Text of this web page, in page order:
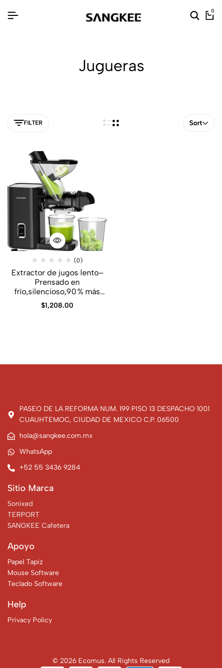
0
Jugueras
FILTER Sort
(0)
Extractor de jugos lento–
Prensado en
frío,silencioso,90 % más
jugo
$1,208.00
PASEO DE LA REFORMA NUM. 199 PISO 13 DESPACHO 1001
CUAUHTEMOC, CIUDAD DE MEXICO C.P. 06500
hola@sangkee.com.mx
WhatsApp
+52 55 3436 9284
Sitio Marca
Sonixed
TERPORT
SANGKEE Cafetera
Apoyo
Papel Tapiz
Mouse Software
Teclado Software
Help
Privacy Policy
© 2026 Ecomus. All Rights Reserved